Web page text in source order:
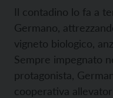
Il contadino lo fa a
Germano,
vigneto biologico,
Sempre impegnato
protagonista,
cooperativa